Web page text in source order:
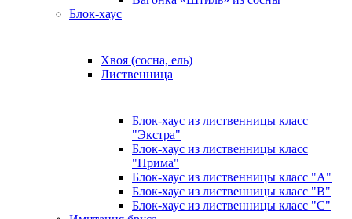
Блок-хаус
Хвоя (сосна, ель)
Лиственница
Блок-хаус из лиственницы класс
"Экстра"
Блок-хаус из лиственницы класс
"Прима"
Блок-хаус из лиственницы класс "А"
Блок-хаус из лиственницы класс "B"
Блок-хаус из лиственницы класс "C"